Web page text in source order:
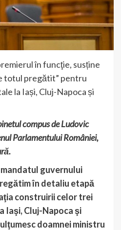
în funcţie, susține
totul pregătit” pentru
la Iași, Cluj-Napoca și
compus de Ludovic
Parlamentului României,
mandatul guvernului
în detaliu etapă
construirii celor trei
Iaşi, Cluj-Napoca şi
doamnei ministru